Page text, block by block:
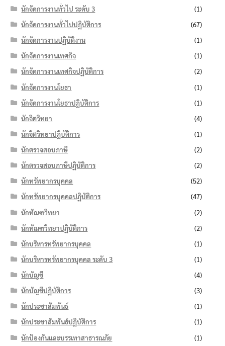
นักจัดการงานทั่วไป ระดับ 3
(1)
นักจัดการงานทั่วไปปฏิบัติการ
(67)
นักจัดการงานปฏิบัติงาน
(1)
นักจัดการงานเทศกิจ
(1)
นักจัดการงานเทศกิจปฏิบัติการ
(2)
นักจัดการงานโยธา
(1)
นักจัดการงานโยธาปฏิบัติการ
(1)
นักจิตวิทยา
(4)
นักจิตวิทยาปฏิบัติการ
(1)
นักตรวจสอบภาษี
(2)
นักตรวจสอบภาษีปฏิบัติการ
(2)
นักทรัพยากรบุคคล
(52)
นักทรัพยากรบุคคลปฏิบัติการ
(47)
นักทัณฑวิทยา
(2)
นักทัณฑวิทยาปฏิบัติการ
(2)
นักบริหารทรัพยากรบุคคล
(1)
นักบริหารทรัพยากรบุคคล ระดับ 3
(1)
นักบัญชี
(4)
นักบัญชีปฏิบัติการ
(3)
นักประชาสัมพันธ์
(1)
นักประชาสัมพันธ์ปฏิบัติการ
(1)
นักป้องกันและบรรเทาสาธารณภัย
(1)